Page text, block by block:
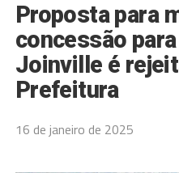
Proposta para
concessão
Joinville é
Prefeitura
16 de janeiro de 2025